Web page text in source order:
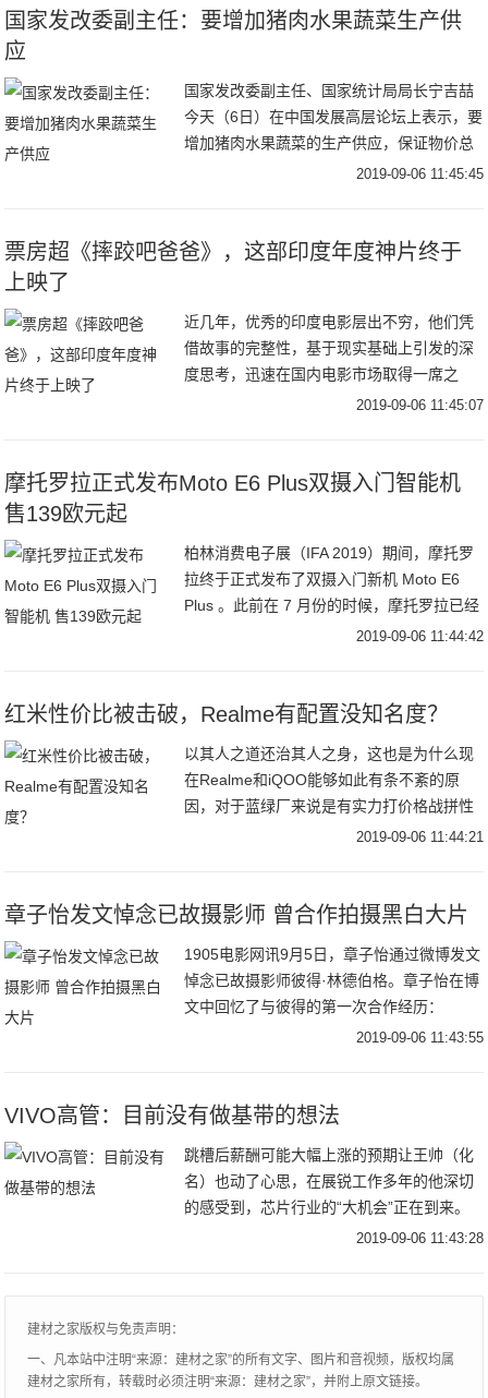
​国家发改委副主任：要增加猪肉水果蔬菜生产供
应
国家发改委副主任、国家统计局局长宁吉喆
今天（6日）在中国发展高层论坛上表示，要
增加猪肉水果蔬菜的生产供应，保证物价总
体稳定。要加大逆周期调节力度，保持经济
2019-09-06 11:45:45
票房超《摔跤吧爸爸》，这部印度年度神片终于
上映了
近几年，优秀的印度电影层出不穷，他们凭
借故事的完整性，基于现实基础上引发的深
度思考，迅速在国内电影市场取得一席之
地，尤其《摔跤吧爸爸》、《神秘巨星》在
2019-09-06 11:45:07
摩托罗拉正式发布Moto E6 Plus双摄入门智能机
售139欧元起
柏林消费电子展（IFA 2019）期间，摩托罗
拉终于正式发布了双摄入门新机 Moto E6
Plus 。此前在 7 月份的时候，摩托罗拉已经
推出了主打性价比的 Moto E6，不过新机首
2019-09-06 11:44:42
红米性价比被击破，Realme有配置没知名度？
以其人之道还治其人之身，这也是为什么现
在Realme和iQOO能够如此有条不紊的原
因，对于蓝绿厂来说是有实力打价格战拼性
价比的，只不过在几年还是国内手机市场的
2019-09-06 11:44:21
章子怡发文悼念已故摄影师 曾合作拍摄黑白大片
1905电影网讯9月5日，章子怡通过微博发文
悼念已故摄影师彼得·林德伯格。章子怡在博
文中回忆了与彼得的第一次合作经历：
“2016年春。那时我才生完醒醒几个月，身
2019-09-06 11:43:55
VIVO高管：目前没有做基带的想法
跳槽后薪酬可能大幅上涨的预期让王帅（化
名）也动了心思，在展锐工作多年的他深切
的感受到，芯片行业的“大机会”正在到来。
不久前，手机公司vivo举行了一场高级基带
2019-09-06 11:43:28
建材之家版权与免责声明：
一、凡本站中注明“来源：建材之家”的所有文字、图片和音视频，版权均属
建材之家所有，转载时必须注明“来源：建材之家”，并附上原文链接。